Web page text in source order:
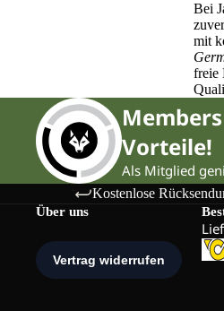
Bei
mit
freie
Vorteile!
Als Mitglied
Kostenlose
Über uns